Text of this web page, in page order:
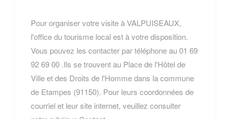
Pour organiser votre visite à VALPUISEAUX,
l'office du tourisme local est à votre disposition.
Vous pouvez les contacter par téléphone au 01 69
92 69 00 .Ils se trouvent au Place de l'Hôtel de
Ville et des Droits de l'Homme dans la commune
de Etampes (91150). Pour leurs coordonnées de
courriel et leur site internet, veuillez consulter